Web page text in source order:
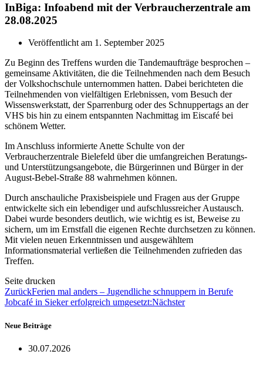
InBiga: Infoabend mit der Verbraucherzentrale am
28.08.2025
Veröffentlicht am 1. September 2025
Zu Beginn des Treffens wurden die Tandemaufträge besprochen –
gemeinsame Aktivitäten, die die Teilnehmenden nach dem Besuch
der Volkshochschule unternommen hatten. Dabei berichteten die
Teilnehmenden von vielfältigen Erlebnissen, vom Besuch der
Wissenswerkstatt, der Sparrenburg oder des Schnuppertags an der
VHS bis hin zu einem entspannten Nachmittag im Eiscafé bei
schönem Wetter.
Im Anschluss informierte Anette Schulte von der
Verbraucherzentrale Bielefeld über die umfangreichen Beratungs-
und Unterstützungsangebote, die Bürgerinnen und Bürger in der
August-Bebel-Straße 88 wahrnehmen können.
Durch anschauliche Praxisbeispiele und Fragen aus der Gruppe
entwickelte sich ein lebendiger und aufschlussreicher Austausch.
Dabei wurde besonders deutlich, wie wichtig es ist, Beweise zu
sichern, um im Ernstfall die eigenen Rechte durchsetzen zu können.
Mit vielen neuen Erkenntnissen und ausgewähltem
Informationsmaterial verließen die Teilnehmenden zufrieden das
Treffen.
Seite drucken
ZurückFerien mal anders – Jugendliche schnuppern in Berufe
Jobcafé in Sieker erfolgreich umgesetzt:Nächster
Neue Beiträge
30.07.2026